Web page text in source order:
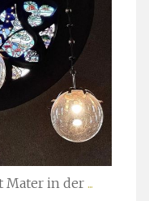
Mater in der...